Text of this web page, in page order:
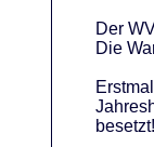
Der
Die
besetzt!